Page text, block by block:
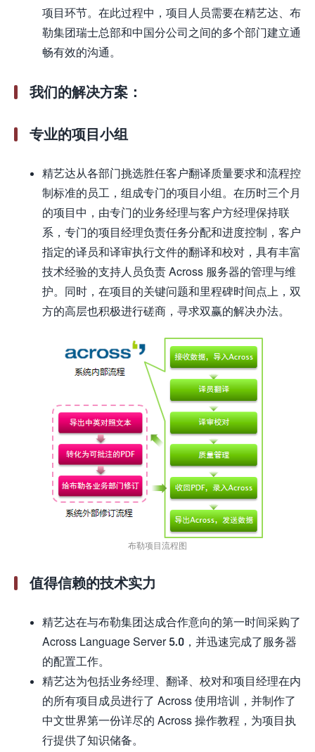
项目环节。在此过程中，项目人员需要在精艺达、布
勒集团瑞士总部和中国分公司之间的多个部门建立通
畅有效的沟通。
我们的解决方案：
专业的项目小组
精艺达从各部门挑选胜任客户翻译质量要求和流程控
制标准的员工，组成专门的项目小组。在历时三个月
的项目中，由专门的业务经理与客户方经理保持联
系，专门的项目经理负责任务分配和进度控制，客户
指定的译员和译审执行文件的翻译和校对，具有丰富
技术经验的支持人员负责 Across 服务器的管理与维
护。同时，在项目的关键问题和里程碑时间点上，双
方的高层也积极进行磋商，寻求双赢的解决办法。
布勒项目流程图
值得信赖的技术实力
精艺达在与布勒集团达成合作意向的第一时间采购了
Across Language Server 5.0，并迅速完成了服务器
的配置工作。
精艺达为包括业务经理、翻译、校对和项目经理在内
的所有项目成员进行了 Across 使用培训，并制作了
中文世界第一份详尽的 Across 操作教程，为项目执
行提供了知识储备。